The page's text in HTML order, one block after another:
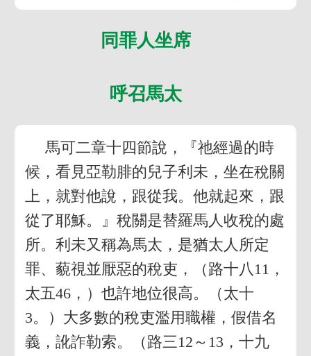
同罪人坐席
呼召馬太
馬可二章十四節說，『祂經過的時
候，看見亞勒腓的兒子利未，坐在稅關
上，就對他說，跟從我。他就起來，跟
從了耶穌。』稅關是替羅馬人收稅的處
所。利未又稱為馬太，是猶太人所定
罪、藐視並厭惡的稅吏，（路十八11，
太五46，）也許地位很高。（太十
3。）大多數的稅吏濫用職權，假借名
義，訛詐勒索。（路三12～13，十九